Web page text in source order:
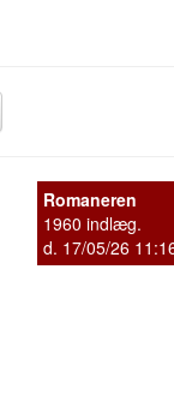
Romaneren
1960 indlæg.
d. 17/05/26